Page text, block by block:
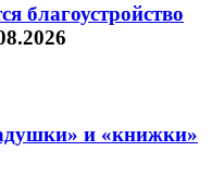
благоустройство
и «книжки»